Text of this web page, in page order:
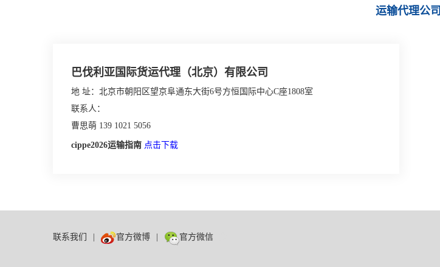
运输代理公司
巴伐利亚国际货运代理（北京）有限公司
地 址：北京市朝阳区望京阜通东大街6号方恒国际中心C座1808室
联系人：
曹思萌 139 1021 5056
cippe2026运输指南 点击下载
联系我们 官方微博 官方微信